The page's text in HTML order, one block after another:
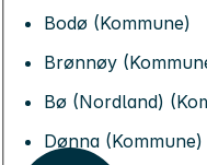
Bodø (Kommune)
Brønnøy
Bø (Nordland)
Dønna (Kommune)